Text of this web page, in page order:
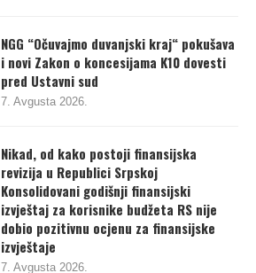
NGG “Očuvajmo duvanjski kraj“ pokušava
i novi Zakon o koncesijama K10 dovesti
pred Ustavni sud
7. Avgusta 2026.
Nikad, od kako postoji finansijska
revizija u Republici Srpskoj
Konsolidovani godišnji finansijski
izvještaj za korisnike budžeta RS nije
dobio pozitivnu ocjenu za finansijske
izvještaje
7. Avgusta 2026.